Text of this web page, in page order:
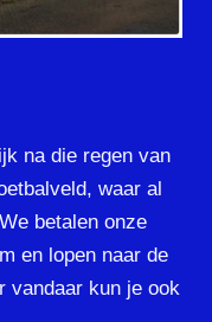
na die regen van
waar al
betalen onze
en lopen naar de
vandaar kun je ook